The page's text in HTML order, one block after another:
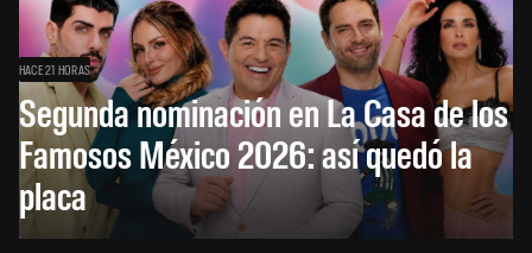
HACE 21 HORAS
Segunda nominación en La Casa de los
Famosos México 2026: así quedó la
placa